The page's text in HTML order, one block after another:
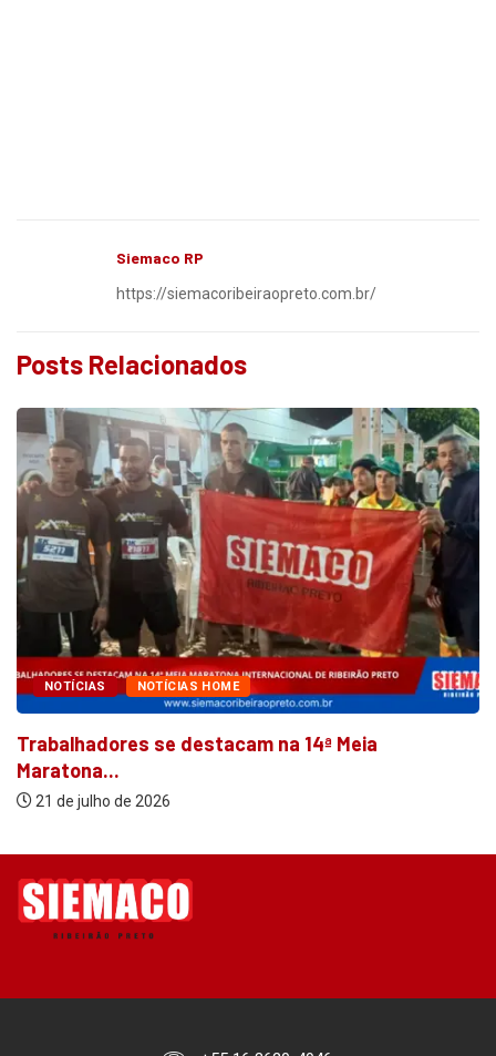
Siemaco RP
https://siemacoribeiraopreto.com.br/
Posts Relacionados
NOTÍCIAS NOTÍCIAS HOME
Trabalhadores se destacam na 14ª Meia
Maratona...
21 de julho de 2026